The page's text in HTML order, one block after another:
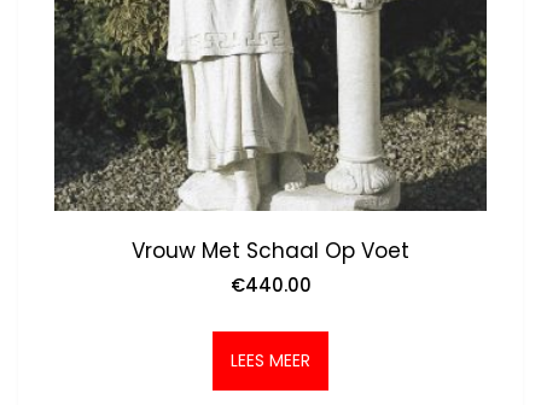
Vrouw Met Schaal Op Voet
€440.00
LEES MEER